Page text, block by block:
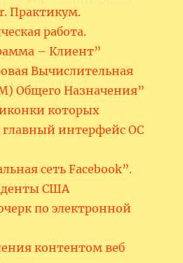
Практикум.
работа.
– Клиент”
Вычислительная
Общего Назначения”
которых
интерфейс ОС
сеть Facebook”.
США
по электронной
контентом веб